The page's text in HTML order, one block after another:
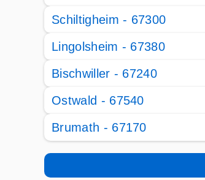
Schiltigheim - 67300
Lingolsheim - 67380
Bischwiller - 67240
Ostwald - 67540
Brumath - 67170